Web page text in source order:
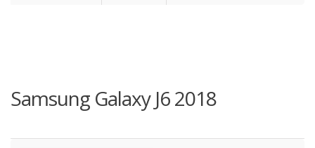
Samsung Galaxy J6 2018